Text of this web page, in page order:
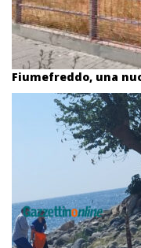
Fiumefreddo, una